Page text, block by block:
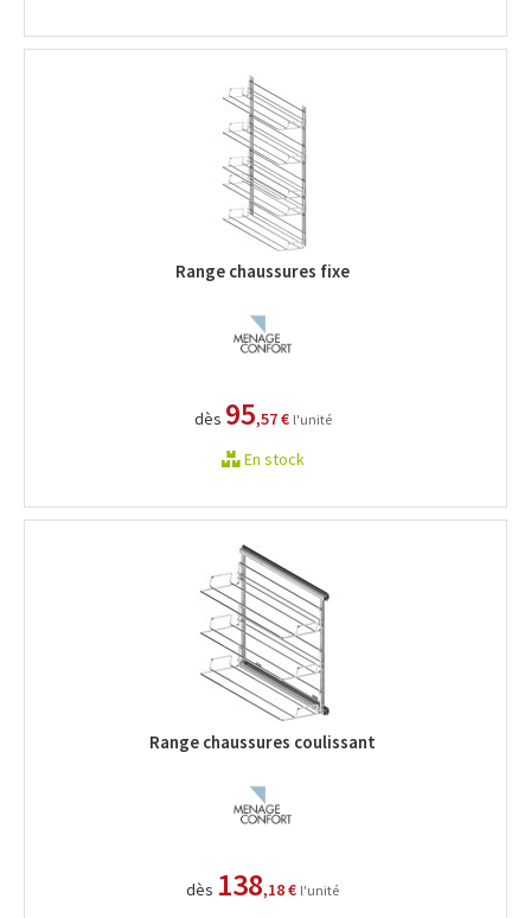
Range chaussures fixe
dès 95,57 € l'unité
En stock
Range chaussures coulissant
dès 138,18 € l'unité